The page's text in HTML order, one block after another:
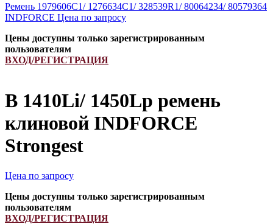
Ремень 1979606С1/ 1276634C1/ 328539R1/ 80064234/ 80579364
INDFORCE Цена по запросу
Цены доступны только зарегистрированным
пользователям
ВХОД/РЕГИСТРАЦИЯ
B 1410Li/ 1450Lp ремень
клиновой INDFORCE
Strongest
Цена по запросу
Цены доступны только зарегистрированным
пользователям
ВХОД/РЕГИСТРАЦИЯ